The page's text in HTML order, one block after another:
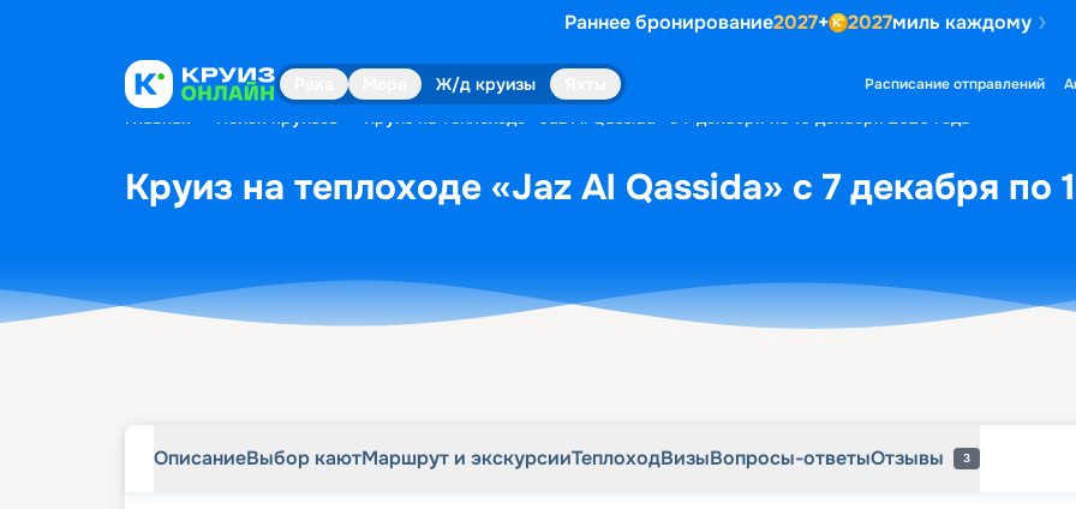
Раннее бронирование2027+ 2027миль каждому
Ж/д круизы Расписание отправлений
Главная Поиск круизов Круиз на теплоходе «Jaz Al Qassida» с 7 декабря по 10 декабря 2026 года
Круиз на теплоходе «Jaz Al Qassida» с 7 декабря по
ОписаниеВыбор каютМаршрут и экскурсииТеплоходВизыВопросы-ответыОтзывы 3